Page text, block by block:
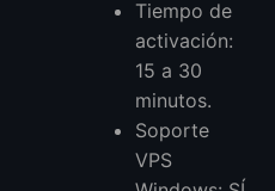
Tiempo de
activación:
15 a 30
minutos.
Soporte
VPS